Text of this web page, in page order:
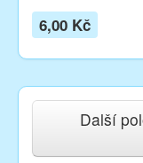
6,00 Kč
Další